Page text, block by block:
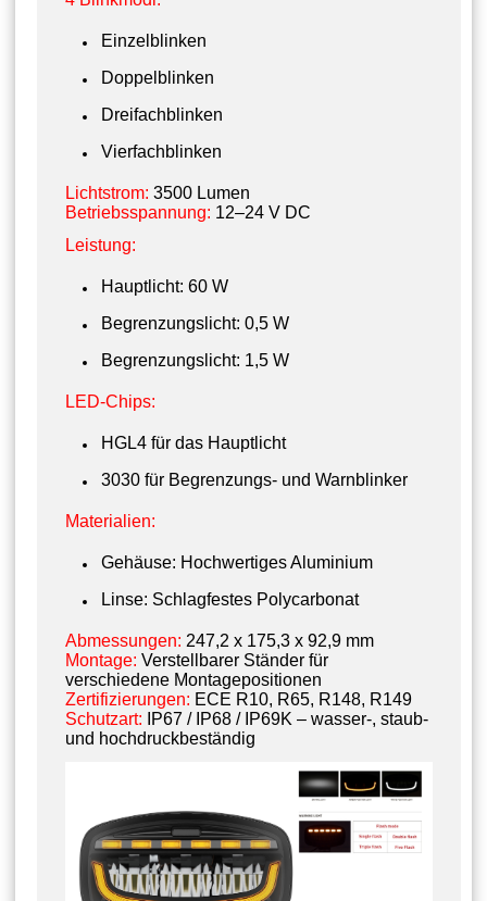
Einzelblinken
Doppelblinken
Dreifachblinken
Vierfachblinken
Lichtstrom: 3500 Lumen
Betriebsspannung: 12–24 V DC
Leistung:
Hauptlicht: 60 W
Begrenzungslicht: 0,5 W
Begrenzungslicht: 1,5 W
LED-Chips:
HGL4 für das Hauptlicht
3030 für Begrenzungs- und Warnblinker
Materialien:
Gehäuse: Hochwertiges Aluminium
Linse: Schlagfestes Polycarbonat
Abmessungen: 247,2 x 175,3 x 92,9 mm
Montage: Verstellbarer Ständer für
verschiedene Montagepositionen
Zertifizierungen: ECE R10, R65, R148, R149
Schutzart: IP67 / IP68 / IP69K – wasser-, staub-
und hochdruckbeständig